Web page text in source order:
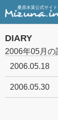
桑原水菜公式サイト
DIARY
2006年05月の
2006.05.18
2006.05.30